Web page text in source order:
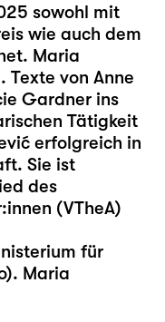
sowohl mit
wie auch dem
Maria
Texte von Anne
Gardner ins
Tätigkeit
erfolgreich in
Sie ist
des
(VTheA)
für
Maria